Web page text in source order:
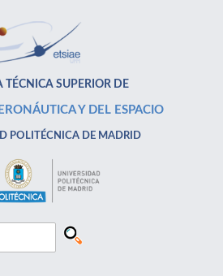
TÉCNICA SUPERIOR DE
Y DEL ESPACIO
POLITÉCNICA DE MADRID